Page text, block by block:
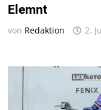
Elemnt
von Redaktion 2.